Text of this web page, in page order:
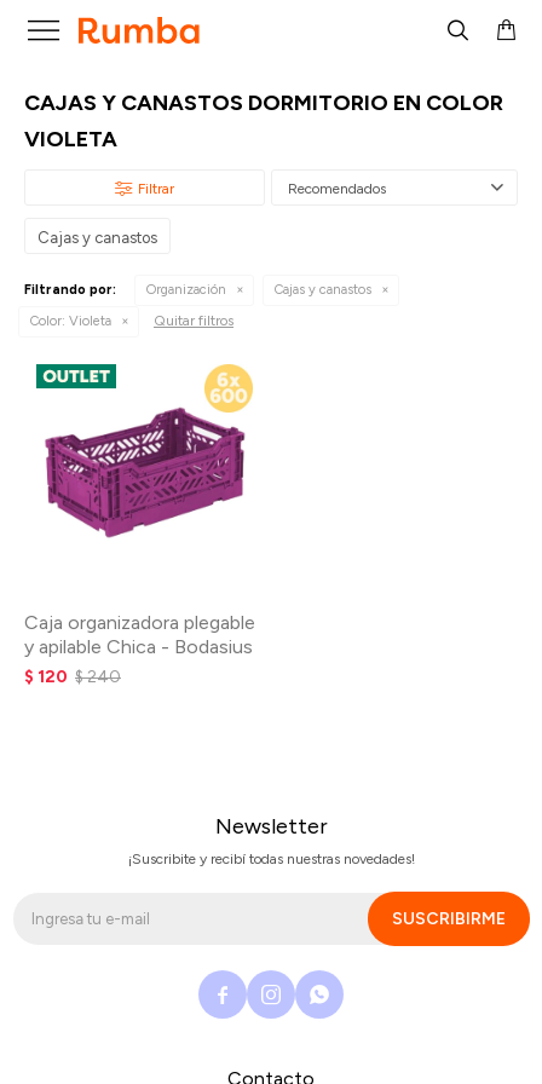

CAJAS Y CANASTOS DORMITORIO EN COLOR
VIOLETA
Recomendados
Cajas y canastos
Filtrando por: Organización
Cajas y canastos
Color: Violeta Quitar filtros
Caja organizadora plegable
y apilable Chica - Bodasius
$ 120 $240
Contacto
Newsletter
¡Suscribite y recibí todas nuestras novedades!
SUSCRIBIRME
  